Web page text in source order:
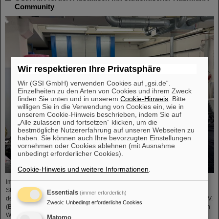
Community
Im Rahmen der BVSR-Konferenz 2026 begrüßte GSI/FAIR vor Kurzem 200
Studierende aus dem Bereich Raumfahrt und Ingenieurwissenschaften auf
dem Campus in Darmstadt. Der Bundesverband studentischer Raumfahrt e. V.
(BVSR) repräsentiert auf nationalem Level Studierendengruppen, die sich an
Weltraumprojekten beteiligen. Der Besuch bot spannende Einblicke in
Wir respektieren Ihre Privatsphäre
Wir (GSI GmbH) verwenden Cookies auf „gsi.de“.
Einzelheiten zu den Arten von Cookies und ihrem Zweck
finden Sie unten und in unseremCookie-Hinweis . Bitte
willigen Sie in die Verwendung von Cookies ein, wie in
unserem Cookie-Hinweis beschrieben, indem Sie auf
„Alle zulassen und fortsetzen“ klicken, um die
bestmögliche Nutzererfahrung auf unseren Webseiten zu
haben. Sie können auch Ihre bevorzugten Einstellungen
vornehmen oder Cookies ablehnen (mit Ausnahme
unbedingt erforderlicher Cookies).
Cookie-Hinweis und weitere Informationen
Essentials (immer erforderlich)
Zweck: Unbedingt erforderliche Cookies
Matomo